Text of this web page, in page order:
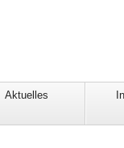
Aktuelles